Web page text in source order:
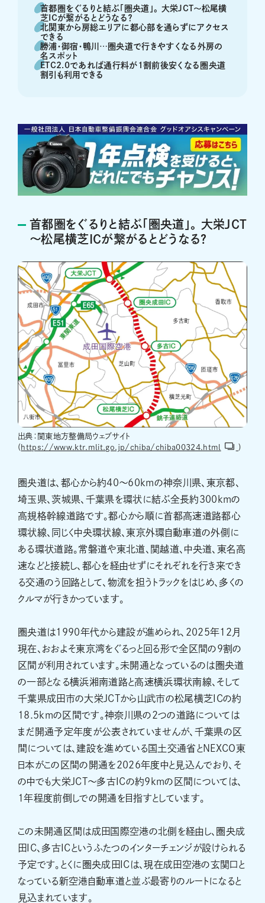
首都圏をぐるりと結ぶ「圏央道」。 大栄JCT～松尾横
芝ICが繋がるとどうなる？
北関東から房総エリアに都心部を通らずにアクセス
できる
勝浦・御宿・鴨川…圏央道で行きやすくなる外房の
名スポット
ETC2.0であれば通行料が1割前後安くなる圏央道
割引も利用できる
首都圏をぐるりと結ぶ「圏央道」。 大栄JCT
～松尾横芝ICが繋がるとどうなる？
出典：関東地方整備局ウェブサイト
( https://www.ktr.mlit.go.jp/chiba/chiba00324.html )
圏央道は、都心から約40～60kmの神奈川県、東京都、
埼玉県、茨城県、千葉県を環状に結ぶ全長約300kmの
高規格幹線道路です。都心から順に首都高速道路都心
環状線、同じく中央環状線、東京外環自動車道の外側に
ある環状道路。常磐道や東北道、関越道、中央道、東名高
速などと接続し、都心を経由せずにそれぞれを行き来でき
る交通のう回路として、物流を担うトラックをはじめ、多くの
クルマが行きかっています。
圏央道は1990年代から建設が進められ、2025年12月
現在、おおよそ東京湾をぐるっと回る形で全区間の9割の
区間が利用されています。未開通となっているのは圏央道
の一部となる横浜湘南道路と高速横浜環状南線、そして
千葉県成田市の大栄JCTから山武市の松尾横芝ICの約
18.5kmの区間です。神奈川県の2つの道路については
まだ開通予定年度が公表されていませんが、千葉県の区
間については、建設を進めている国土交通省とNEXCO東
日本がこの区間の開通を2026年度中と見込んでおり、そ
の中でも大栄JCT～多古ICの約9kmの区間については、
1年程度前倒しでの開通を目指すとしています。
この未開通区間は成田国際空港の北側を経由し、圏央成
田IC、多古ICというふたつのインターチェンジが設けられる
予定です。とくに圏央成田ICは、現在成田空港の玄関口と
なっている新空港自動車道と並ぶ最寄りのルートになると
見込まれています。